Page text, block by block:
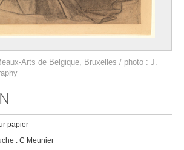
Arts de Belgique, Bruxelles / photo : J.
papier
: C Meunier